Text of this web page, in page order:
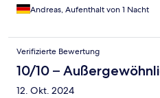
Andreas, Aufenthalt von 1 Nacht
Verifizierte Bewertung
10/10 –
12. Okt. 2024